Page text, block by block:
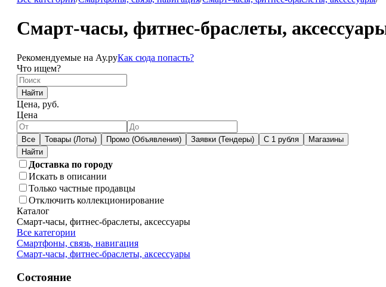
Смарт-часы, фитнес-браслеты,
Рекомендуемые на Ау.руКак сюда попасть?
Что ищем?
Найти
Цена, руб.
Цена
Все Товары (Лоты) Промо (Объявления) Заявки (Тендеры) С 1 рубля Магазины
Доставка по городу
Искать в описании
Только частные продавцы
Отключить коллекционирование
Каталог
Смарт-часы, фитнес-браслеты, аксессуары
Все категории
Смартфоны, связь, навигация
Смарт-часы, фитнес-браслеты, аксессуары
Состояние